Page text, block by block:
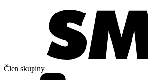
Člen skupiny